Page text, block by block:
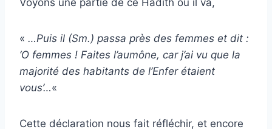
« …Puis il (Sm.) passa près des femmes et dit :
‘O femmes ! Faites l’aumône, car j’ai vu que la
majorité des habitants de l’Enfer étaient
vous’…«
Cette déclaration nous fait réfléchir, et encore